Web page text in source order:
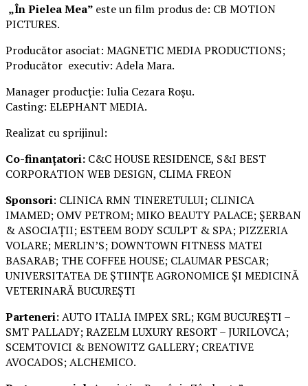
„În Pielea Mea” este un film produs de: CB MOTION
PICTURES.
Producător asociat: MAGNETIC MEDIA PRODUCTIONS;
Producător executiv: Adela Mara.
Manager producție: Iulia Cezara Roșu.
Casting: ELEPHANT MEDIA.
Realizat cu sprijinul:
Co-finanțatori: C&C HOUSE RESIDENCE, S&I BEST
CORPORATION WEB DESIGN, CLIMA FREON
Sponsori: CLINICA RMN TINERETULUI; CLINICA
IMAMED; OMV PETROM; MIKO BEAUTY PALACE; ȘERBAN
& ASOCIAȚII; ESTEEM BODY SCULPT & SPA; PIZZERIA
VOLARE; MERLIN’S; DOWNTOWN FITNESS MATEI
BASARAB; THE COFFEE HOUSE; CLAUMAR PESCAR;
UNIVERSITATEA DE ȘTIINȚE AGRONOMICE ȘI MEDICINĂ
VETERINARĂ BUCUREȘTI
Parteneri: AUTO ITALIA IMPEX SRL; KGM BUCUREȘTI –
SMT PALLADY; RAZELM LUXURY RESORT – JURILOVCA;
SCEMTOVICI & BENOWITZ GALLERY; CREATIVE
AVOCADOS; ALCHEMICO.